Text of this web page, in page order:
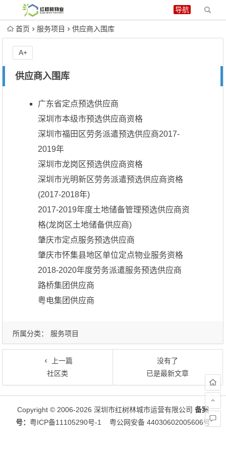
首页 服务项目 供应商入围库
供应商入围库
A+
所属分类： 服务项目
广东省定点预选供应商
深圳市本级市预选供应商资格
深圳市福田区劳务派遣预选供应商2017-
2019年
深圳市龙岗区预选供应商资格
深圳市光明新区劳务派遣预选供应商资格
(2017-2018年)
2017-2019年度土地储备管理预选供应商资
格(龙岗区土地储备供应商)
肇庆市定点服务预选供应商
肇庆市怀集县地区单位定点物业服务资格
2018-2020年度劳务派遣服务预选供应商
路桥集团供应商
粤电集团供应商
上一篇
社区类
没有了
已是最新文章
文章导航
Copyright © 2006-2026 深圳市红树林城市运营有限公司 备案
号： 粤ICP备11105290号-1 粤公网安备 44030602005606号